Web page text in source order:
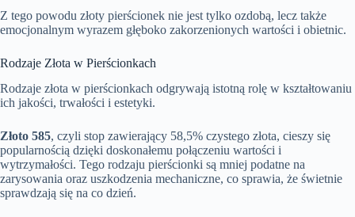
Z tego powodu złoty pierścionek nie jest tylko ozdobą, lecz także
emocjonalnym wyrazem głęboko zakorzenionych wartości i obietnic.
Rodzaje Złota w Pierścionkach
Rodzaje złota w pierścionkach odgrywają istotną rolę w kształtowaniu
ich jakości, trwałości i estetyki.
Złoto 585, czyli stop zawierający 58,5% czystego złota, cieszy się
popularnością dzięki doskonałemu połączeniu wartości i
wytrzymałości. Tego rodzaju pierścionki są mniej podatne na
zarysowania oraz uszkodzenia mechaniczne, co sprawia, że świetnie
sprawdzają się na co dzień.